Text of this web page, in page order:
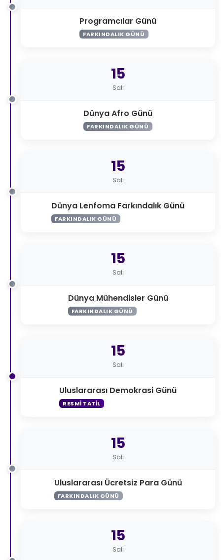
Programcılar Günü
FARKINDALIK GÜNÜ
15
Salı
Dünya Afro Günü
FARKINDALIK GÜNÜ
15
Salı
Dünya Lenfoma Farkındalık Günü
FARKINDALIK GÜNÜ
15
Salı
Dünya Mühendisler Günü
FARKINDALIK GÜNÜ
15
Salı
Uluslararası Demokrasi Günü
RESMI TATIL
15
Salı
Uluslararası Ücretsiz Para Günü
FARKINDALIK GÜNÜ
15
Salı